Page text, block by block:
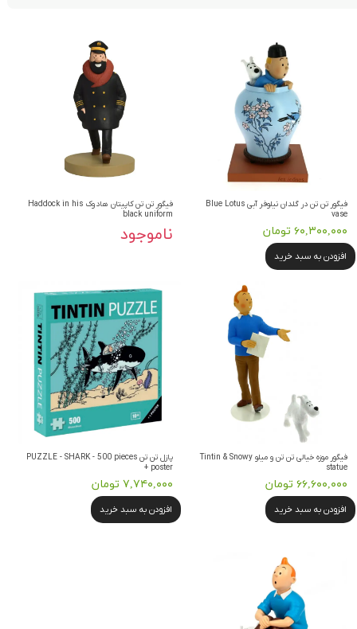
فیگور تن تن در گلدان نیلوفر آبی Blue Lotus
vase
۶۰,۳۰۰,۰۰۰ تومان
افزودن به سبد خرید
فیگور تن تن کاپیتان هادوک Haddock in his
black uniform
ناموجود
فیگور موزه خیالی تن تن و میلو Tintin & Snowy
statue
۶۶,۶۰۰,۰۰۰ تومان
افزودن به سبد خرید
پازل تن تن PUZZLE - SHARK - 500 pieces
+ poster
۷,۷۴۰,۰۰۰ تومان
افزودن به سبد خرید